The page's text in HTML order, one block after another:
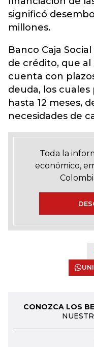
significó
millones.
Banco Caja
de crédito, que
cuenta con
deuda, los
hasta 12 meses,
necesidades de
Toda la
económico,
CONOZCA LOS